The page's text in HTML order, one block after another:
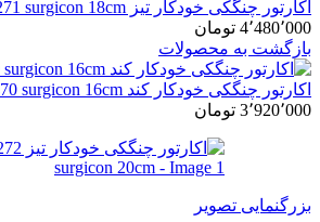
اکارتور چنگکی خودکار تیز J-19-271 surgicon 18cm
4٬480٬000 تومان
بازگشت به محصولات
اکارتور چنگکی خودکار کند J-19-470 surgicon 16cm
3٬920٬000 تومان
بزرگنمایی تصویر